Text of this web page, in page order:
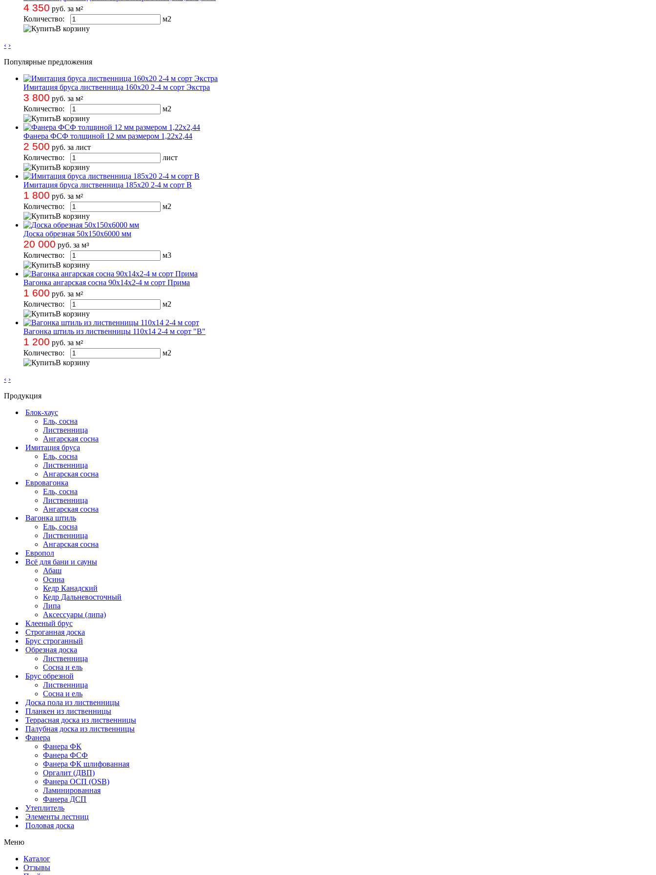
4 350 руб. за м2
Количество: м2
В корзину
‹ ›
Популярные предложения
Имитация бруса лиственница 160х20 2-4 м сорт Экстра
3 800 руб. за м2
Количество: м2
В корзину
Фанера ФСФ толщиной 12 мм размером 1,22х2,44
2 500 руб. за лист
Количество:
лист
В корзину
Имитация бруса лиственница 185х20 2-4 м сорт В
1 800 руб. за м2
Количество: м2
В корзину
Доска обрезная 50х150х6000 мм
20 000 руб. за м3
Количество: м3
В корзину
Вагонка ангарская сосна 90х14х2-4 м сорт Прима
1 600 руб. за м2
Количество: м2
В корзину
Вагонка штиль из лиственницы 110х14 2-4 м сорт "В"
1 200 руб. за м2
Количество: м2
В корзину
‹ ›
Продукция
Блок-хаус
Ель, сосна
Лиственница
Ангарская сосна
Имитация бруса
Ель, сосна
Лиственница
Ангарская сосна
Евровагонка
Ель, сосна
Лиственница
Ангарская сосна
Вагонка штиль
Ель, сосна
Лиственница
Ангарская сосна
Европол
Всё для бани и сауны
Абаш
Осина
Кедр Канадский
Кедр Дальневосточный
Липа
Аксессуары (липа)
Клееный брус
Строганная доска
Брус строганный
Обрезная доска
Лиственница
Сосна и ель
Брус обрезной
Лиственница
Сосна и ель
Доска пола из лиственницы
Планкен из лиственницы
Террасная доска из лиственницы
Палубная доска из лиственницы
Фанера
Фанера ФК
Фанера ФСФ
Фанера ФК шлифованная
Оргалит (ДВП)
Фанера ОСП (OSB)
Ламинированная
Фанера ДСП
Утеплитель
Элементы лестниц
Половая доска
Меню
Каталог
Отзывы